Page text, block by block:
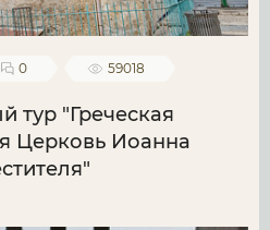
0 59018
тур "Греческая
Церковь Иоанна